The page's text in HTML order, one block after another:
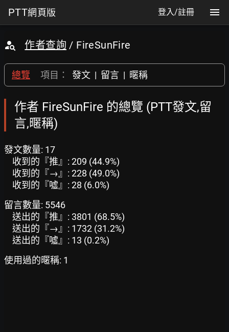
PTT網頁版 登入/註冊
作者查詢 / FireSunFire
總覽 項目： 發文 | 留言 | 暱稱
作者 FireSunFire 的總覽 (PTT發文,留
言,暱稱)
發文數量: 17
收到的『推』: 209 (44.9%)
收到的『→』: 228 (49.0%)
收到的『噓』: 28 (6.0%)
留言數量: 5546
送出的『推』: 3801 (68.5%)
送出的『→』: 1732 (31.2%)
送出的『噓』: 13 (0.2%)
使用過的暱稱: 1